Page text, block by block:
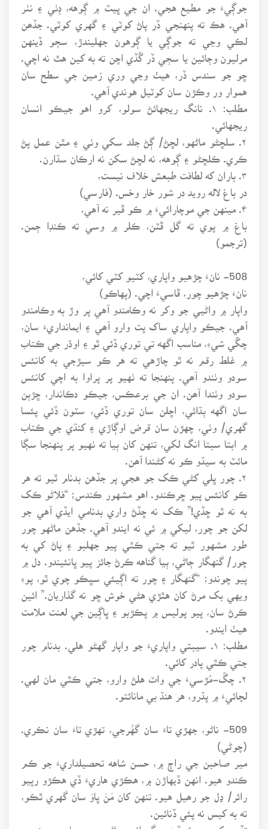
جوڳيءَ جو مطيع هجي. ان جي ڀيٽ ۾ ڳوهه، ڊِٺي ۽ نٺر
آهي. هڪ ته پنهنجي ڏر پاڻ کوٽي ۽ گهري کوٽي. جڏھن
لڪي وڃي ته جوڳي يا ڳوهون جهليندڙ، سڄو ڏينهن
مرليون وڄائين يا سڄي ڏر گُڏي اچن ته به کين هٿ نه اچي.
ڇو جو سندس ڏر، هيٺ وڃي وري زمين جي سطح سان
هموار ور وڪڙن سان کوٽيل هوندي آهي.
مطلب: ۱. نانگ ريجهائڻ سولو، کرو اهو جيڪو انسان
ريجهائي.
۲. سلڇڻو ماڻهو، لڇڻ/ ڳڻ جلد سکي وٺي ۽ مٿن عمل پڻ
ڪري. ڪلڇڻو ۽ ڳوهه، نه لڇڻ سکن نه ارڪان سڌارن.
در باغ لاله رويد در شور خار وخس. (فارسي)
۴. مينهن جي موچارائيءَ ۾ ڪو ڦير نه آهي،
باغ ۾ پوي ته گل ڦٽن، ڪلر ۾ وسي ته ڪنڊا ڄمن.
(ترجمو)
508- نانءَ چڙهيو واپاري، کٽيو کٽي کائي،
نانءَ چڙهيو چور، ڦاسيءَ اچي. (پهاڪو)
واپار ۾ واڻيي جو وکر نه وڪامندو آهي پر وڙ به وڪامندو
آهي. جيڪو واپاري ساک پت وارو آھي ۽ ايمانداريءَ سان،
چڱي شيءِ، مناسب اگهه تي توري ڏئي ٿو ۽ اوڌر جي ڪتاب
۾ غلط رقم نه ٿو چاڙهي ته هر ڪو سيڙجي به کانئس
سودو وٺندو آھي. پنهنجا ته ٺهيو پر پراوا به اچي کانئس
سودو وٺندا آھن. ان جي برعڪس، جيڪو دڪاندار، ڇڙٻن
سان اگهه ٻڌائي، اڇلن سان توري ڏئي، سٽون ڏئي پئسا
گهري/ وٺي، چهڙن سان قرض اوڳاڙي ۽ کنڌي جي ڪتاب
۾ ابتا سبتا انگ لکي، تنهن کان ٻيا ته ٺهيو پر پنهنجا سڳا
مائٽ به سيڌو ڪو نه کڻـندا آھن.
۲. چور ڀلي کڻي ڪک جو هجي پر جڏهن بدنام ٿيو ته هر
ڪو کانئس پيو ڇرڪندو. اهو مشهور ڪندس؛ “فلاڻو ڪک
به نه ٿو ڇڏي!” ڪک نه ڇڏڻ واري بدنامي ايڏي آهي جو
لکن جو چور، ليکي ۾ ئي نه ايندو آهي. جڏهن ماڻهو چور
طور مشهور ٿيو ته جتي ڪٿي پيو جهلبو ۽ پاڻ کي به
چور/ گنهگار ڄاڻي، ٻيا گناهه ڪرڻ جائز پيو ڀانئيندو. دل ۾
پيو چوندو؛ “گنهگار ۽ چور ته اڳيئي سڀڪو چوي ٿو، پوءِ
ويهي بک مرڻ کان هٿڙي هڻي خوش ڇو نه گذاريان.” ائين
ڪرڻ سان، پيو پوليس ۾ پڪڙبو ۽ ڀاڳين جي لعنت ملامت
هيٺ ايندو.
مطلب: ۱. سيبتي واپاريءَ جو واپار گهڻو هلي. بدنام چور
جتي ڪٿي پادر کائي.
۲. چڱ-مُڙسيءَ جي واٽ هلڻ وارو، جتي ڪٿي مان لهي.
لچائيءَ ۾ پڌرو، هر هنڌ بي مانائتو.
509- ناڻو، جهڙي تاءَ سان گهُرجي، تهڙي تاءَ سان نڪري.
(چوڻي)
مير صاحبن جي راڄ ۾، حسن شاهه تحصيلداريءَ جو ڪم
ڪندو هيو. انهن ڏيهاڙن ۾، هڪڙي هاريءَ ڏي هڪڙو رپيو
رائر/ ڍل جو رھيل هيو. تنهن کان مَنَ ڀاوَ سان گهري ٿڪو،
ته به کيس نه پئي ڏنائين.
تڏهن کيس هڪ ڏينهن گهرائي، ماڻهن جي سامهون، زمين